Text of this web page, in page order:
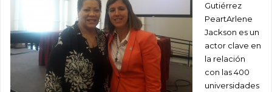
Gutiérrez
PeartArlene
Jackson es un
actor clave en
la relación
con las 400
universidades